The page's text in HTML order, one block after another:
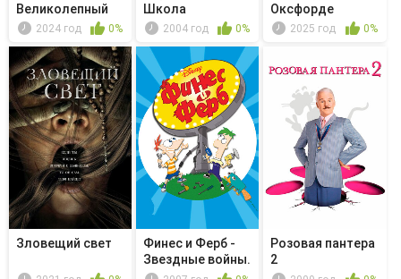
Великолепный
век2024 год 0%
Школа
волшебниц - Winx
2004 год 0%
Оксфорде
2025 год 0%
Зловещий свет
Финес и Ферб -
Звездные войны.
Часть 2
Розовая пантера
2